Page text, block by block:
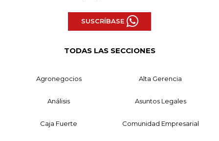
SUSCRÍBASE
TODAS LAS SECCIONES
Agronegocios Alta Gerencia
Análisis Asuntos Legales
Caja Fuerte Comunidad Empresarial